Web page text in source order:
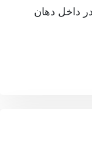
30 ثانیه ) در داخل دهان